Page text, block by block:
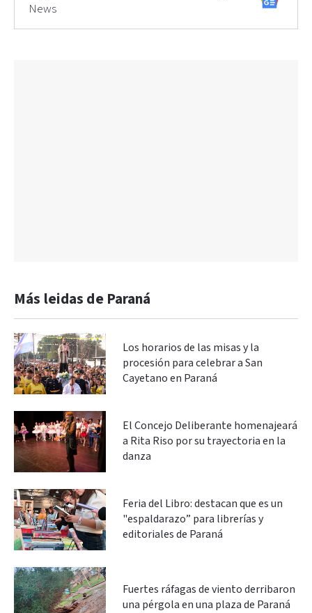
News
Más leidas de Paraná
Los horarios de las misas y la
procesión para celebrar a San
Cayetano en Paraná
El Concejo Deliberante homenajeará
a Rita Riso por su trayectoria en la
danza
Feria del Libro: destacan que es un
"espaldarazo” para librerías y
editoriales de Paraná
Fuertes ráfagas de viento derribaron
una pérgola en una plaza de Paraná